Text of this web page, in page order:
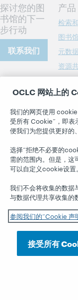
探讨您的图
书馆的下一
步行动
联系我们
关于
关于 OCLC
职业
尊重与归属感
领导团队
成员
信任中心
产品
检索
图书
元数据
资源
所有产
了解
研究
活动
按需
© 2026
ISO
OCLC 网站上的
我们的网页使用
受所有 Cookie”，即表
便我们为您提供更好的
选择“拒绝不必要的
需的范围内。但是，这
可以自定义cookie设置。
我们不会将收集的数据
与数据代理共享收集的
参阅我们的“Cookie 声
接受所有